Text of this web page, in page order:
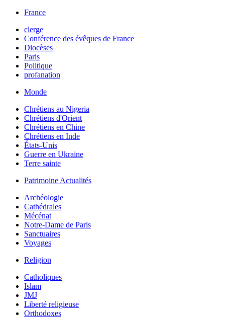
France
clerge
Conférence des évêques de France
Diocèses
Paris
Politique
profanation
Monde
Chrétiens au Nigeria
Chrétiens d'Orient
Chrétiens en Chine
Chrétiens en Inde
États-Unis
Guerre en Ukraine
Terre sainte
Patrimoine Actualités
Archéologie
Cathédrales
Mécénat
Notre-Dame de Paris
Sanctuaires
Voyages
Religion
Catholiques
Islam
JMJ
Liberté religieuse
Orthodoxes